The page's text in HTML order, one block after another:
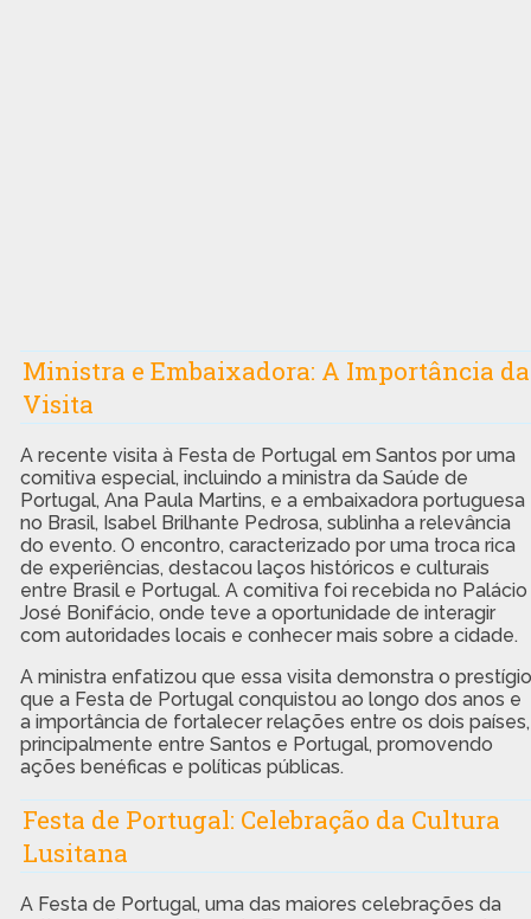
Ministra e Embaixadora: A Importância da
Visita
A recente visita à Festa de Portugal em Santos por uma
comitiva especial, incluindo a ministra da Saúde de
Portugal, Ana Paula Martins, e a embaixadora portuguesa
no Brasil, Isabel Brilhante Pedrosa, sublinha a relevância
do evento. O encontro, caracterizado por uma troca rica
de experiências, destacou laços históricos e culturais
entre Brasil e Portugal. A comitiva foi recebida no Palácio
José Bonifácio, onde teve a oportunidade de interagir
com autoridades locais e conhecer mais sobre a cidade.
A ministra enfatizou que essa visita demonstra o prestígio
que a Festa de Portugal conquistou ao longo dos anos e
a importância de fortalecer relações entre os dois países,
principalmente entre Santos e Portugal, promovendo
ações benéficas e políticas públicas.
Festa de Portugal: Celebração da Cultura
Lusitana
A Festa de Portugal, uma das maiores celebrações da